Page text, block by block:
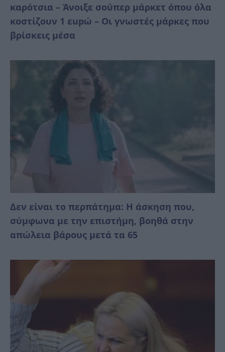
καρότσια – Άνοιξε σούπερ μάρκετ όπου όλα
κοστίζουν 1 εupώ – Οι γνωστές μάρκες που
βρίσκεις μέσα
Δεν είναι το περπάτημα: Η άσκηση που,
σύμφωνα με την επιστήμη, βοηθά στην
απώλεια βάρους μετά τα 65